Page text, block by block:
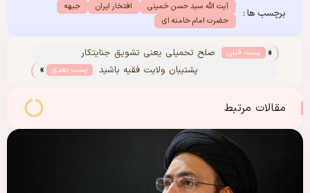
برچسب ها : آیت الله سید حسن خمینی افتخار ایران
جبهه
حضرت امام خامنه ای
« پست قبلی
صلح تحمیلی یعنی تشویق جنایتکار
پشتیبان ولایت فقیه باشید
پست بعدی »
مقالات مرتبط